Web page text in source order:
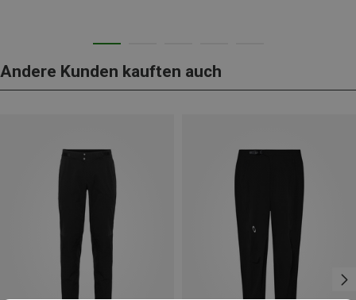
Andere Kunden kauften auch